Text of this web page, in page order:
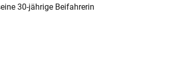
30-jährige Beifahrerin